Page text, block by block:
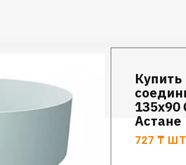
135х90
Астане
727 ₸